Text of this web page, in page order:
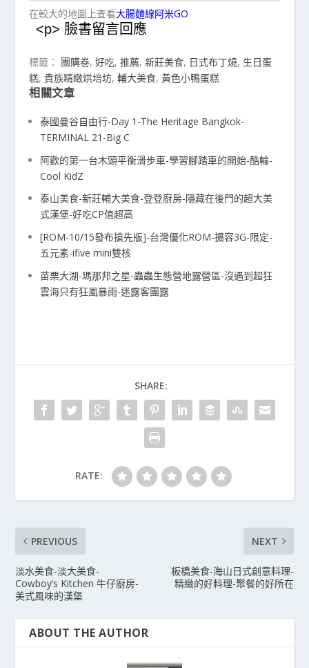
在較大的地圖上查看大腸麵線阿米GO
<p> 臉書留言回應
標籤： 團購卷,好吃,推薦,新莊美食, 日式布丁燒, 生日蛋
糕,貴族精緻烘培坊,輔大美食,黃色小鴨蛋糕
相關文章
泰國曼谷自由行-Day 1-The Heritage Bangkok-
TERMINAL 21-Big C
阿歡的第一台木頭平衡滑步車-學習腳踏車的開始-酷輪-
Cool KidZ
泰山美食-新莊輔大美食-登登廚房-隱藏在後門的超大美
式漢堡-好吃CP值超高
[ROM-10/15發布搶先版]-台灣優化ROM-擴容3G-限定-
五元素-ifive mini雙核
苗栗大湖-瑪那邦之星-蟲蟲生態營地露營區-沒遇到超狂
雲海只有狂風暴雨-迷露客團露
SHARE:
RATE:
PREVIOUS
淡水美食-淡大美食-
Cowboy’s Kitchen 牛仔廚房-
美式風味的漢堡
NEXT
板橋美食-海山日式創意料理-
精緻的好料理-聚餐的好所在
ABOUT THE AUTHOR